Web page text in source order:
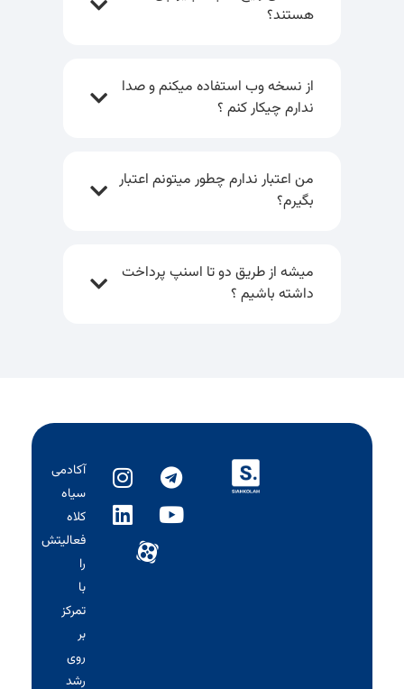
هستند؟
از نسخه وب استفاده میکنم و صدا
ندارم چیکار کنم ؟
من اعتبار ندارم چطور میتونم اعتبار
بگیرم؟
میشه از طریق دو تا اسنپ پرداخت
داشته باشیم ؟
آکادمی
سیاه‌
کلاه
فعالیتش
را
با
تمرکز
بر
روی
رشد